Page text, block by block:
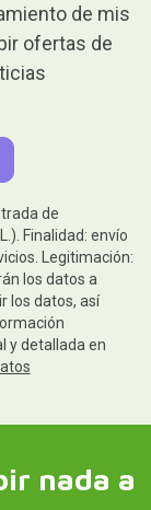
de mis
ofertas de
de
Finalidad: envío
Legitimación:
los datos a
los datos, así
y detallada en
nada a